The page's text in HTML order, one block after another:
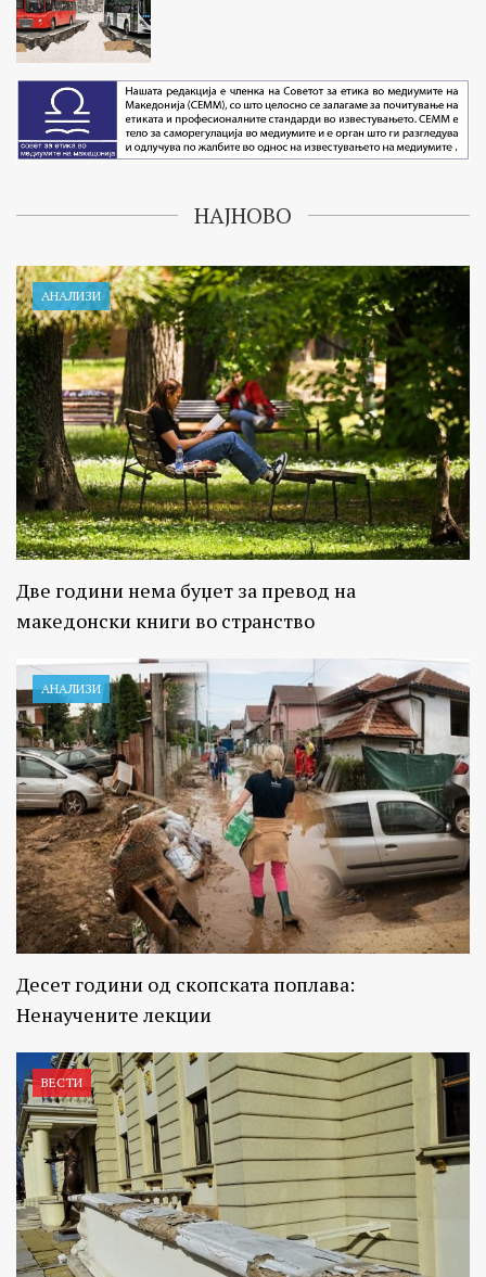
НАЈНОВО
АНАЛИЗИ
Две години нема буџет за превод на
македонски книги во странство
АНАЛИЗИ
Десет години од скопската поплава:
Ненаучените лекции
ВЕСТИ